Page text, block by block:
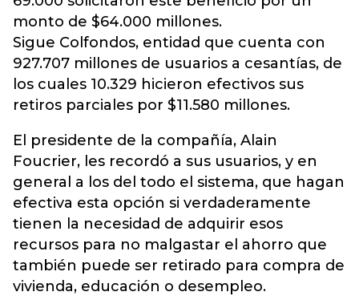
monto de $64.000 millones.
Sigue Colfondos, entidad que cuenta con
927.707 millones de usuarios a cesantías, de
los cuales 10.329 hicieron efectivos sus
retiros parciales por $11.580 millones.
El presidente de la compañía, Alain
Foucrier, les recordó a sus usuarios, y en
general a los del todo el sistema, que hagan
efectiva esta opción si verdaderamente
tienen la necesidad de adquirir esos
recursos para no malgastar el ahorro que
también puede ser retirado para compra de
vivienda, educación o desempleo.